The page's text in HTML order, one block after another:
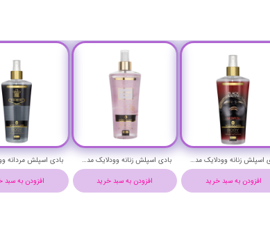
افزودن به سبد خرید
بادی اسپلش زنانه وودلایک مدل هالووین حجم 250 میلی لیتر - WOODLIKE HALLOWEEN BODY SPLASH
افزودن به سبد خرید
بادی اسپلش زنانه وودلایک مدل جزمین نویر حجم 250 میلی لیتر - WOODLIKE JASMINE NOIR BODY SPLASH
افزودن به سبد خرید